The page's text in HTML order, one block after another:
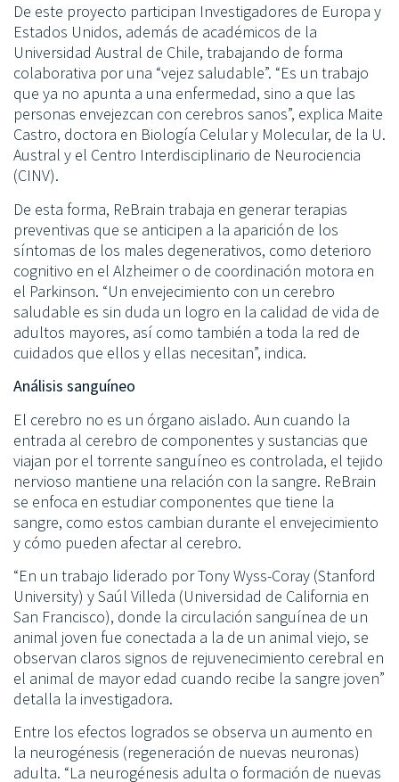
De este proyecto participan Investigadores de Europa y
Estados Unidos, además de académicos de la
Universidad Austral de Chile, trabajando de forma
colaborativa por una “vejez saludable”. “Es un trabajo
que ya no apunta a una enfermedad, sino a que las
personas envejezcan con cerebros sanos”, explica Maite
Castro, doctora en Biología Celular y Molecular, de la U.
Austral y el Centro Interdisciplinario de Neurociencia
(CINV).
De esta forma, ReBrain trabaja en generar terapias
preventivas que se anticipen a la aparición de los
síntomas de los males degenerativos, como deterioro
cognitivo en el Alzheimer o de coordinación motora en
el Parkinson. “Un envejecimiento con un cerebro
saludable es sin duda un logro en la calidad de vida de
adultos mayores, así como también a toda la red de
cuidados que ellos y ellas necesitan”, indica.
Análisis sanguíneo
El cerebro no es un órgano aislado. Aun cuando la
entrada al cerebro de componentes y sustancias que
viajan por el torrente sanguíneo es controlada, el tejido
nervioso mantiene una relación con la sangre. ReBrain
se enfoca en estudiar componentes que tiene la
sangre, como estos cambian durante el envejecimiento
y cómo pueden afectar al cerebro.
“En un trabajo liderado por Tony Wyss-Coray (Stanford
University) y Saúl Villeda (Universidad de California en
San Francisco), donde la circulación sanguínea de un
animal joven fue conectada a la de un animal viejo, se
observan claros signos de rejuvenecimiento cerebral en
el animal de mayor edad cuando recibe la sangre joven”
detalla la investigadora.
Entre los efectos logrados se observa un aumento en
la neurogénesis (regeneración de nuevas neuronas)
adulta. “La neurogénesis adulta o formación de nuevas